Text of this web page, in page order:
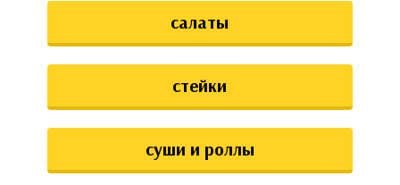
салаты
стейки
суши и роллы